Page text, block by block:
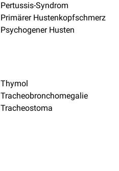
Pertussis-Syndrom
Primärer Hustenkopfschmerz
Psychogener Husten
Thymol
Tracheobronchomegalie
Tracheostoma